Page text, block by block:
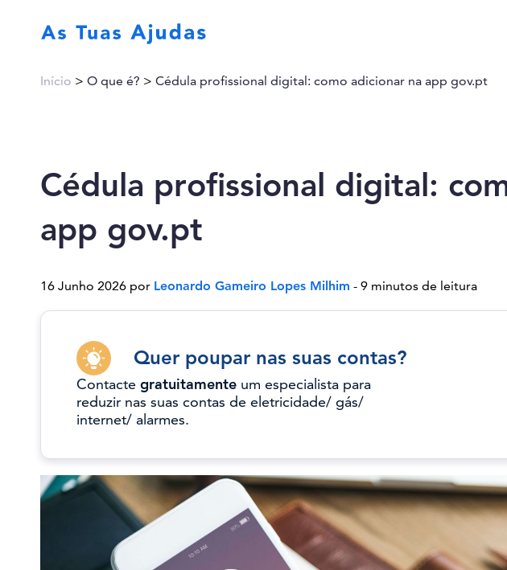
Início > O que é? > Cédula profissional digital: como adicionar na app gov.pt
Cédula profissional digital:
app gov.pt
16 Junho 2026 por Leonardo Gameiro Lopes Milhim - 9 minutos de leitura
Quer poupar nas suas contas?
Contacte gratuitamente um especialista para
reduzir nas suas contas de eletricidade/ gás/
internet/ alarmes.